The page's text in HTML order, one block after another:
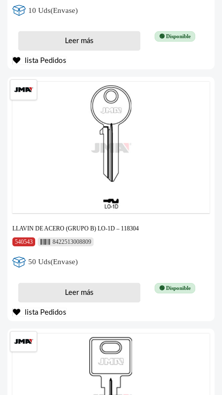
10 Uds(Envase)
🟢 Disponible
Leer más
lista Pedidos
LLAVIN DE ACERO (GRUPO B) LO-1D – 118304
540543
8422513008809
50 Uds(Envase)
🟢 Disponible
Leer más
lista Pedidos